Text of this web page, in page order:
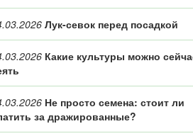
Лук-севок перед посадкой
Какие культуры можно
Не просто семена: стоит ли
за дражированные?